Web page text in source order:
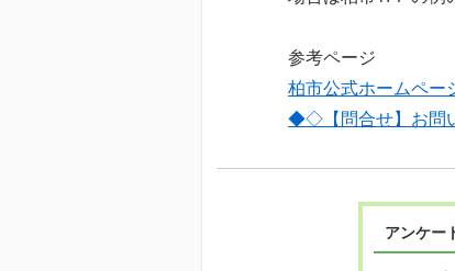
参考ページ
柏市公式ホームペー
◆◇【問合せ】お問
アンケー